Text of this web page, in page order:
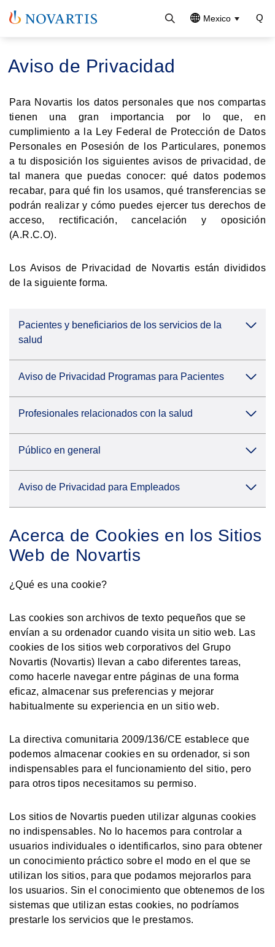
Mexico
Aviso de Privacidad
Para Novartis los datos personales que nos compartas
tienen una gran importancia por lo que, en
cumplimiento a la Ley Federal de Protección de Datos
Personales en Posesión de los Particulares, ponemos
a tu disposición los siguientes avisos de privacidad, de
tal manera que puedas conocer: qué datos podemos
recabar, para qué fin los usamos, qué transferencias se
podrán realizar y cómo puedes ejercer tus derechos de
acceso, rectificación, cancelación y oposición
(A.R.C.O).
Los Avisos de Privacidad de Novartis están divididos
de la siguiente forma.
Pacientes y beneficiarios de los servicios de la
salud
Aviso de Privacidad Programas para Pacientes
Profesionales relacionados con la salud
Público en general
Aviso de Privacidad para Empleados
Acerca de Cookies en los Sitios
Web de Novartis
¿Qué es una cookie?
Las cookies son archivos de texto pequeños que se
envían a su ordenador cuando visita un sitio web. Las
cookies de los sitios web corporativos del Grupo
Novartis (Novartis) llevan a cabo diferentes tareas,
como hacerle navegar entre páginas de una forma
eficaz, almacenar sus preferencias y mejorar
habitualmente su experiencia en un sitio web.
La directiva comunitaria 2009/136/CE establece que
podemos almacenar cookies en su ordenador, si son
indispensables para el funcionamiento del sitio, pero
para otros tipos necesitamos su permiso.
Los sitios de Novartis pueden utilizar algunas cookies
no indispensables. No lo hacemos para controlar a
usuarios individuales o identificarlos, sino para obtener
un conocimiento práctico sobre el modo en el que se
utilizan los sitios, para que podamos mejorarlos para
los usuarios. Sin el conocimiento que obtenemos de los
sistemas que utilizan estas cookies, no podríamos
prestarle los servicios que le prestamos.